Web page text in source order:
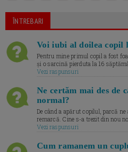
ÎNTREBARI
Voi iubi al doilea copil
Pentru mine primul copil a fost
și o sarcină pierduta la 16
Vezi raspunsuri
Ne certăm mai des de
normal?
De când a apărut copilul, parcă
remarcă. Cine s-a trezit din nou
Vezi raspunsuri
Cum ramanem un